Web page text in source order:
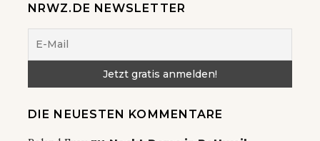
NRWZ.DE NEWSLETTER
DIE NEUESTEN KOMMENTARE